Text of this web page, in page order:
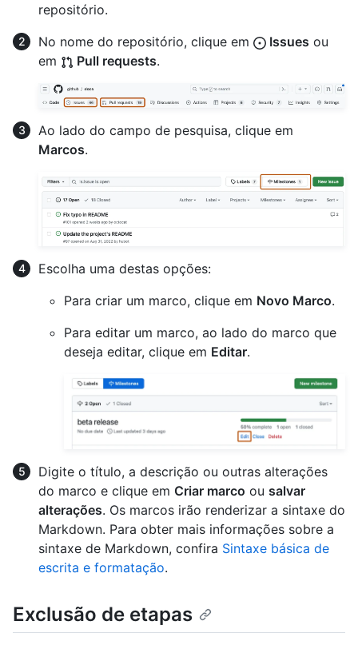
repositório.
No nome do repositório, clique em
Issues ou
em
Pull requests.
Ao lado do campo de pesquisa, clique em
Marcos.
Escolha uma destas opções:
Para criar um marco, clique em Novo Marco.
Para editar um marco, ao lado do marco que
deseja editar, clique em Editar.
Digite o título, a descrição ou outras alterações
do marco e clique em Criar marco ou salvar
alterações. Os marcos irão renderizar a sintaxe do
Markdown. Para obter mais informações sobre a
sintaxe de Markdown, confira Sintaxe básica de
escrita e formatação.
Exclusão de etapas